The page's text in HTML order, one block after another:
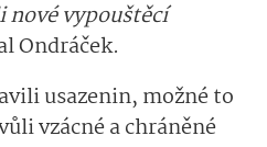
vypouštěcí
Ondráček.
usazenin, možné to
vzácné a chráněné